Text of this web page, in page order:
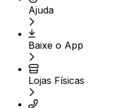
Ajuda
Baixe o App
Lojas Físicas